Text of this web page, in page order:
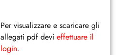
Per visualizzare e scaricare gli
allegati pdf devi effettuare il
login.